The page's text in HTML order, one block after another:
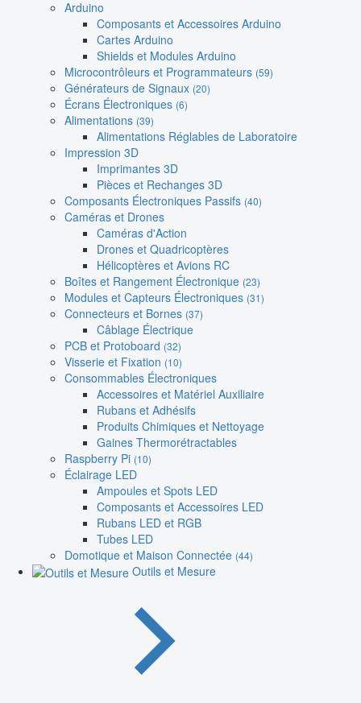
Arduino
Composants et Accessoires Arduino
Cartes Arduino
Shields et Modules Arduino
Microcontrôleurs et Programmateurs (59)
Générateurs de Signaux (20)
Écrans Électroniques (6)
Alimentations (39)
Alimentations Réglables de Laboratoire
Impression 3D
Imprimantes 3D
Pièces et Rechanges 3D
Composants Électroniques Passifs (40)
Caméras et Drones
Caméras d'Action
Drones et Quadricoptères
Hélicoptères et Avions RC
Boîtes et Rangement Électronique (23)
Modules et Capteurs Électroniques (31)
Connecteurs et Bornes (37)
Câblage Électrique
PCB et Protoboard (32)
Visserie et Fixation (10)
Consommables Électroniques
Accessoires et Matériel Auxiliaire
Rubans et Adhésifs
Produits Chimiques et Nettoyage
Gaines Thermorétractables
Raspberry Pi (10)
Éclairage LED
Ampoules et Spots LED
Composants et Accessoires LED
Rubans LED et RGB
Tubes LED
Domotique et Maison Connectée (44)
Outils et Mesure